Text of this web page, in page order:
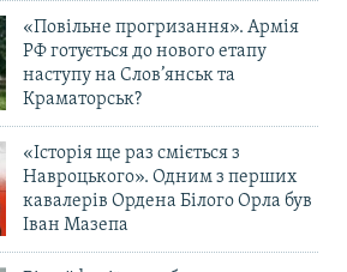
«Повільне прогризання». Армія
РФ готується до нового етапу
наступу на Слов’янськ та
Краматорськ?
«Історія ще раз сміється з
Навроцького». Одним з перших
кавалерів Ордена Білого Орла був
Іван Мазепа